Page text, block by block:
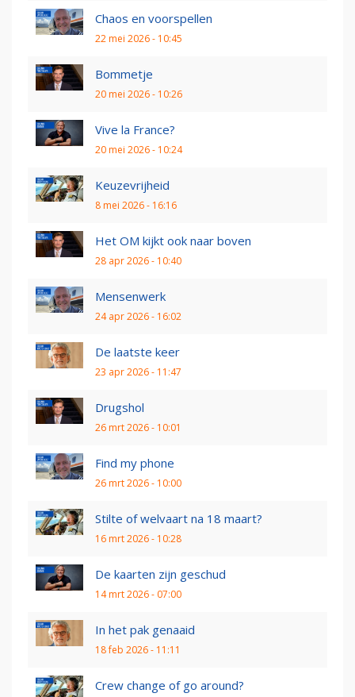
Chaos en voorspellen
22 mei 2026 - 10:45
Bommetje
20 mei 2026 - 10:26
Vive la France?
20 mei 2026 - 10:24
Keuzevrijheid
8 mei 2026 - 16:16
Het OM kijkt ook naar boven
28 apr 2026 - 10:40
Mensenwerk
24 apr 2026 - 16:02
De laatste keer
23 apr 2026 - 11:47
Drugshol
26 mrt 2026 - 10:01
Find my phone
26 mrt 2026 - 10:00
Stilte of welvaart na 18 maart?
16 mrt 2026 - 10:28
De kaarten zijn geschud
14 mrt 2026 - 07:00
In het pak genaaid
18 feb 2026 - 11:11
Crew change of go around?